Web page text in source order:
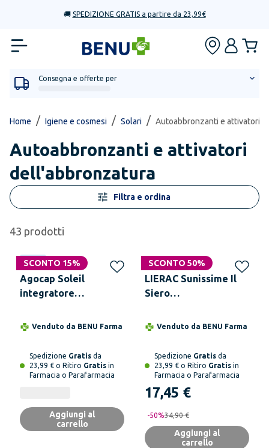
🚚 SPEDIZIONE GRATIS a partire da 23,99€
Consegna e offerte per
Home / Igiene e cosmesi / Solari / Autoabbronzanti e attivatori
Autoabbronzanti e attivatori
dell'abbronzatura
Filtra e ordina
43 prodotti
SCONTO 15%
Novità
Agocap Soleil
integratore
Abbronzatura intensa
licopene e vitamine
Venduto da BENU Farma
Spedizione Gratis da
23,99 € o Ritiro Gratis in
Farmacia o Parafarmacia
Aggiungi al
carrello
SCONTO 50%
LIERAC Sunissime Il
Siero
ml
Venduto da BENU Farma
Spedizione Gratis da
23,99 € o Ritiro Gratis in
Farmacia o Parafarmacia
17,45 €
-50%34,90 €
Aggiungi al
carrello